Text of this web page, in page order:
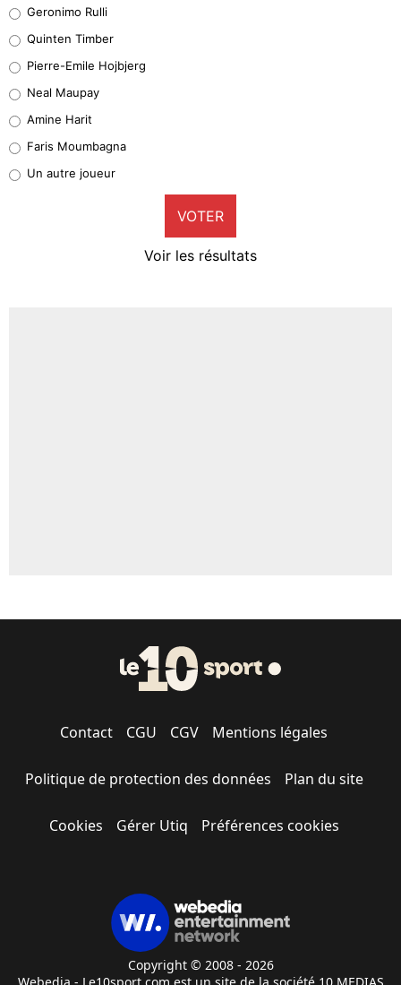
32%
5%
1%
9%
Geronimo Rulli
Quinten Timber
Pierre-Emile Hojbjerg
Neal Maupay
Amine Harit
Faris Moumbagna
Un autre joueur
VOTER
Voir les résultats
Contact CGU CGV Mentions légales
Politique de protection des données Plan du site
Cookies Gérer Utiq Préférences cookies
Copyright © 2008 - 2026